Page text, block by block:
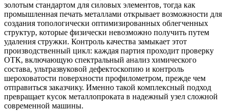
золотым стандартом для силовых элементов, тогда как
промышленная печать металлами открывает возможности для
создания топологически оптимизированных облегченных
структур, которые физически невозможно получить путем
удаления стружки. Контроль качества замыкает этот
производственный цикл: каждая партия проходит проверку
ОТК, включающую спектральный анализ химического
состава, ультразвуковой дефектоскопию и контроль
шероховатости поверхности профилометром, прежде чем
отправиться заказчику. Именно такой комплексный подход
превращает кусок металлопроката в надежный узел сложной
современной машины.